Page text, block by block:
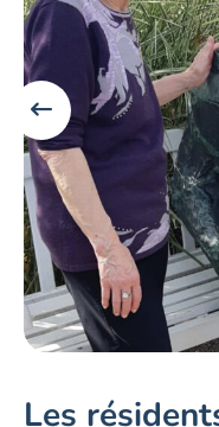
Les